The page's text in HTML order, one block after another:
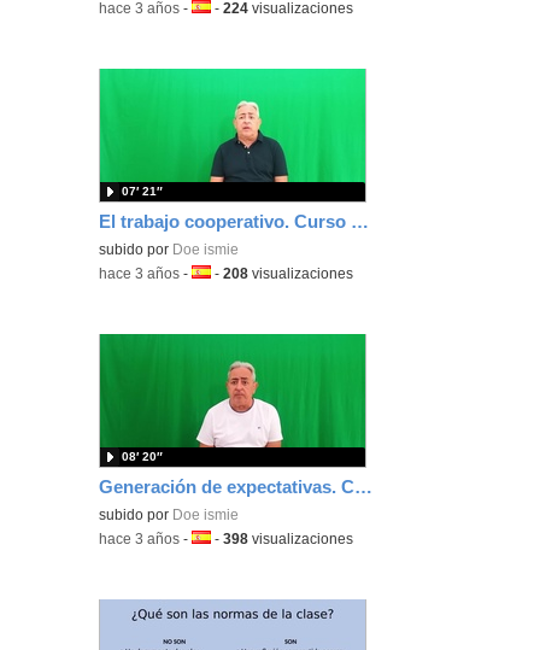
-hace 3 años -Idioma:
-224 visualizaciones
El trabajo cooperativo. Curso Formación Básica Docente
subido por Doe ismie
07′ 21″
-hace 3 años -Idioma:
-208 visualizaciones
Generación de expectativas. Curso Formación Básica Docente
subido por Doe ismie
08′ 20″
-hace 3 años -Idioma:
-398 visualizaciones